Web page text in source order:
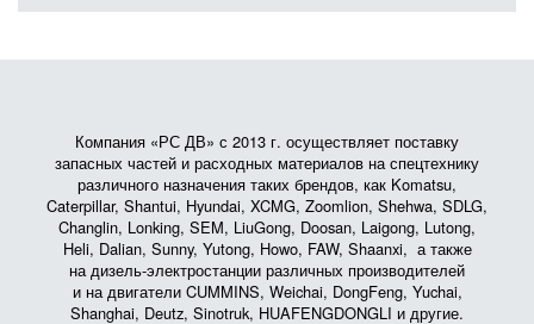
Компания «РС ДВ» с 2013 г. осуществляет поставку
запасных частей и расходных материалов на спецтехнику
различного назначения таких брендов, как Komatsu,
Caterpillar, Shantui, Hyundai, XCMG, Zoomlion, Shehwa, SDLG,
Changlin, Lonking, SEM, LiuGong, Doosan, Laigong, Lutong,
Heli, Dalian, Sunny, Yutong, Howo, FAW, Shaanxi, а также
на дизель-электростанции различных производителей
и на двигатели CUMMINS, Weichai, DongFeng, Yuchai,
Shanghai, Deutz, Sinotruk, HUAFENGDONGLI и другие.